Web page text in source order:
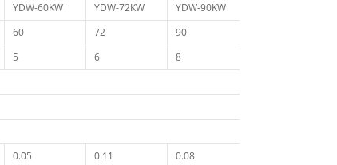
YDW-60KW YDW-72KW YDW-90KW
60 72
90
5 6
8
0.05 0.11 0.08